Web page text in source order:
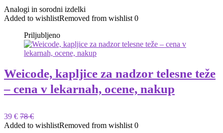
Analogi in sorodni izdelki
Added to wishlistRemoved from wishlist 0
Priljubljeno
Weicode, kapljice za nadzor telesne teže
– cena v lekarnah, ocene, nakup
39 € 78 €
Added to wishlistRemoved from wishlist 0